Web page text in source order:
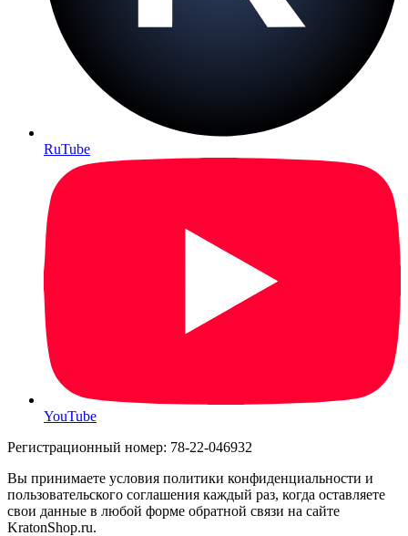
RuTube
YouTube
Регистрационный номер: 78-22-046932
Вы принимаете условия политики конфиденциальности и
пользовательского соглашения каждый раз, когда оставляете
свои данные в любой форме обратной связи на сайте
KratonShop.ru.